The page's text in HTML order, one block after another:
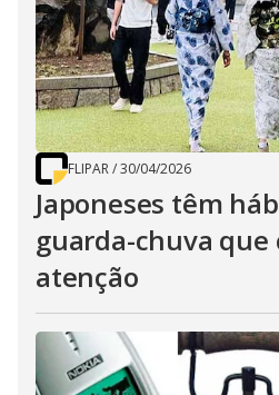
FLIPAR/30/04/2026
Japoneses têm
guarda-chuva que
atenção